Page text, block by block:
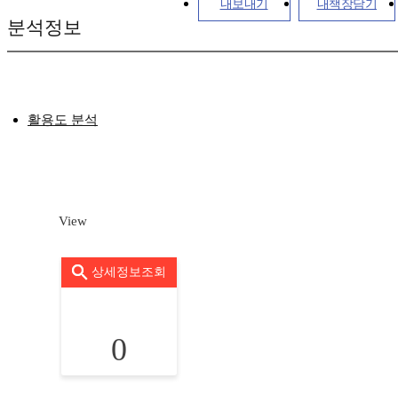
내보내기 내책장담기
분석정보
활용도 분석
View
상세정보조회
0